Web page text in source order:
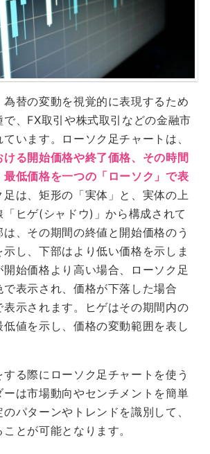
為替の変動を視覚的に表現するため
、FX取引や株式取引などの金融市
います。ローソク足チャートは、
る開始価格や終了価格、その時間
低価格を一つの「ローソク」で表
足は、矩形の「実体」と、実体の上
ヒゲ(シャドウ)」から構成されて
、その期間の終値と開始価格のう
し、下部はより低い価格を示しま
始価格より高い場合、ローソク足
表示され、価格が下落した場合
表示されます。ヒゲはその期間内の
値を示し、価格の変動範囲を表し
る際にローソク足チャートを使う
ーは市場動向やセンチメントを簡単
パターンやトレンドを識別して、
とが可能となります。